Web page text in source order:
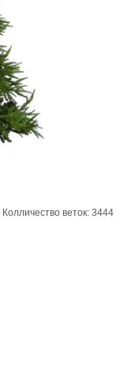
веток: 3444